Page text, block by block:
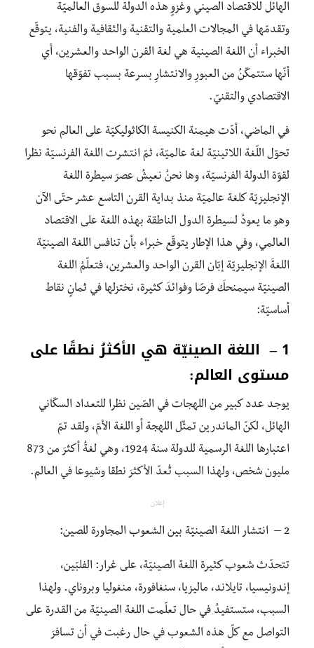
الهائل للاقتصاد الصيني وغزوٍ هذه الدولة للسوق العالميّة
وتقدمّها في المجالات العلمية والتقنية والثقافية والفنية، يتوقّع
الخبراء أن اللغة الصينية هي لغة القرن الواحد والعشرين، أي
أنّها ستتمكّنُ من العبورِ والانتشارِ بسرعة بسبب تفوّقها
الاقتصادي والتقنيّ.
في الماضي، أدّت هيمنة الكنيسة الكاثوليكيّة على العالم نحو
تحوّل اللّغة اللاتينيّة لغة عالميّة، ثمّ انتشرت اللغة الفرنسيّة نظرا
لقوّة الدولة الفرنسيّة، وها نحنُ نعيشُ عصرَ سيطرة اللغة
الإنجليزيّة كلغة عالميّة منذ بداية القرن التاسع عشر حتّى الآن
وهو ما يعودُ لسيطرة الدول الناطقة بهذه اللغة على الاقتصاد
العالمي، وفي هذا الإطار يتوقّع خبراء بأن تنافس اللغة الصينيّة
اللغةَ الإنجليزيّة إبّان القرن الواحد والعشرين، فتعلّمُ اللغة
الصينيّة سيمنحكَ فرصًا وفوائدَ كثيرة، نختزلها في ثمانٍ نقاط
أساسيّة:
1 – اللغة الصينيّة هي الأكثرُ نطقًا على
مستوى العالم:
يوجد عدد كبير من اللهجات في الصّين نظرا للتعداد السكّاني
الهائل، لكنّ الماندرين تمثّل اللهجة أو اللغة الأمّ، ولقد تمّ
اعتبارها اللغة الرسمية للدولة سنة 1924، وهي لغةُ أكثرَ من 873
مليون شخص، ولهذا السبب تُعدّ الأكثرَ نطقا وشيوعا في العالم.
إعلان
2 – انتشار اللغة الصينيّة بين الشعوب المجاورة للصين:
تتحدّث شعوب كثيرة اللغة الصينيّة، على غرار: الفلبّين،
إندونيسيا، تايلاند، ماليزيا، سنغافورة، منغوليا وبروناي. ولهذا
السبب، ستستفيدُ في حال تعلّمت اللغة الصينيّة من القدرة على
التواصل مع كلّ هذه الشعوب في حال رغبت في أن تسافرَ